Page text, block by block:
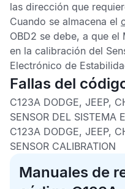
las dirección que
Cuando se almacena el
OBD2 se debe, a que el
en la calibración del
Electrónico de
Fallas del
C123A DODGE, JEEP,
SENSOR DEL SISTEMA
C123A DODGE, JEEP,
SENSOR CALIBRATION
Manuales de